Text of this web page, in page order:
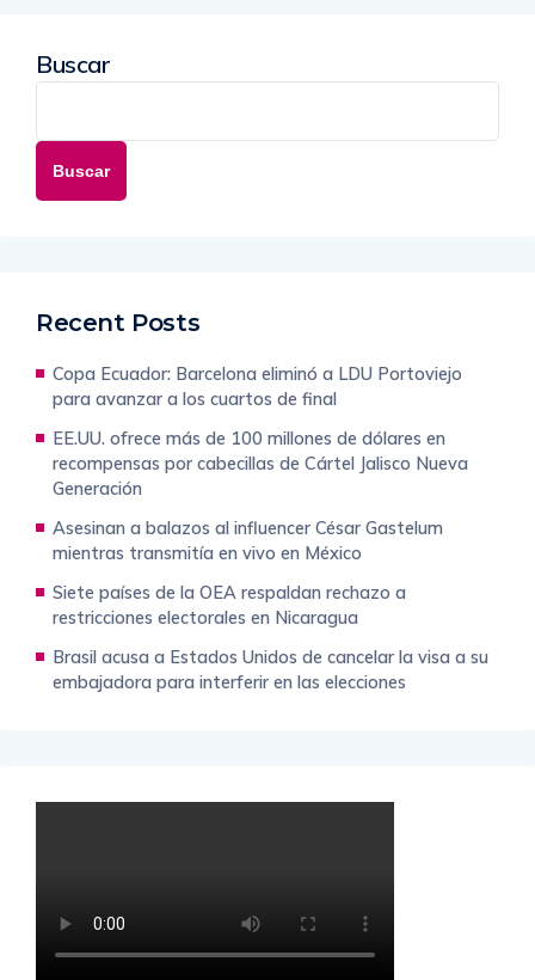
Buscar
Buscar
Recent Posts
Copa Ecuador: Barcelona eliminó a LDU Portoviejo
para avanzar a los cuartos de final
EE.UU. ofrece más de 100 millones de dólares en
recompensas por cabecillas de Cártel Jalisco Nueva
Generación
Asesinan a balazos al influencer César Gastelum
mientras transmitía en vivo en México
Siete países de la OEA respaldan rechazo a
restricciones electorales en Nicaragua
Brasil acusa a Estados Unidos de cancelar la visa a su
embajadora para interferir en las elecciones